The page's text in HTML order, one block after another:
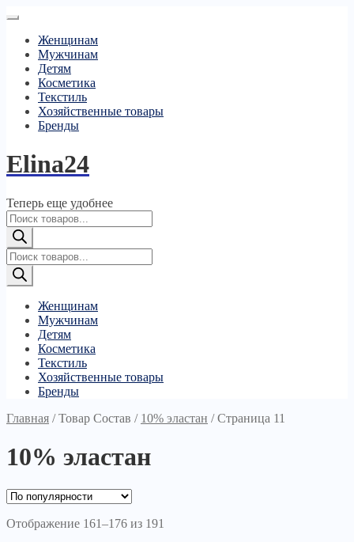
Женщинам
Мужчинам
Детям
Косметика
Текстиль
Хозяйственные товары
Бренды
Elina24
Теперь еще удобнее
Поиск
товаров
Поиск
товаров
Женщинам
Мужчинам
Детям
Косметика
Текстиль
Хозяйственные товары
Бренды
Главная /Товар Состав / 10% эластан /Страница 11
10% эластан
Отображение 161–176 из 191